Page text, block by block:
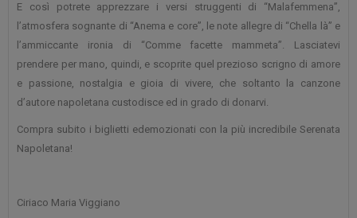
E così potrete apprezzare i versi struggenti di “Malafemmena”,
l’atmosfera sognante di “Anema e core”, le note allegre di “Chella là” e
l’ammiccante ironia di “Comme facette mammeta”. Lasciatevi
prendere per mano, quindi, e scoprite quel prezioso scrigno di amore
e passione, nostalgia e gioia di vivere, che soltanto la canzone
d’autore napoletana custodisce ed in grado di donarvi.
Compra subito i biglietti edemozionati con la più incredibile Serenata
Napoletana!
Ciriaco Maria Viggiano